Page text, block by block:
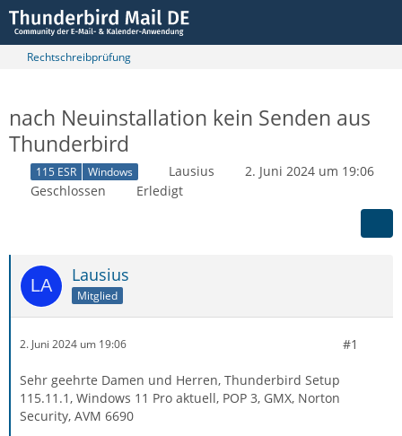
Rechtschreibprüfung
nach Neuinstallation kein Senden aus
Thunderbird
115 ESR Windows Lausius
2. Juni 2024 um 19:06
Geschlossen
Erledigt
Lausius
Mitglied
2. Juni 2024 um 19:06 #1
Sehr geehrte Damen und Herren, Thunderbird Setup
115.11.1, Windows 11 Pro aktuell, POP 3, GMX, Norton
Security, AVM 6690